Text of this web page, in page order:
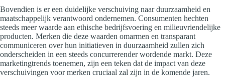
Bovendien is er een duidelijke verschuiving naar duurzaamheid en
maatschappelijk verantwoord ondernemen. Consumenten hechten
steeds meer waarde aan ethische bedrijfsvoering en milieuvriendelijke
producten. Merken die deze waarden omarmen en transparant
communiceren over hun initiatieven in duurzaamheid zullen zich
onderscheiden in een steeds concurrerender wordende markt. Deze
marketingtrends toenemen, zijn een teken dat de impact van deze
verschuivingen voor merken cruciaal zal zijn in de komende jaren.